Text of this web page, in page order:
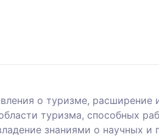
о туризме, расширение
туризма, способных
знаниями о научных и